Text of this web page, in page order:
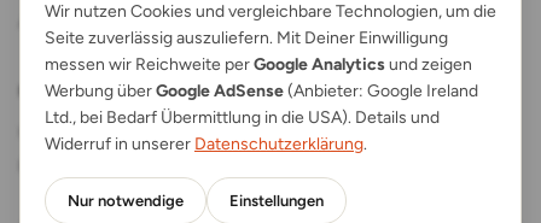
Anleitungen Gadgets
RECHTLICHES
Wir nutzen Cookies und vergleichbare Technologien, um die
Seite zuverlässig auszuliefern. Mit Deiner Einwilligung
messen wir Reichweite perGoogle Analyticsund zeigen
Werbung überGoogle AdSense(Anbieter: Google Ireland
Ltd., bei Bedarf Übermittlung in die USA). Details und
Widerruf in unserer Datenschutzerklärung.
Nur notwendige Einstellungen